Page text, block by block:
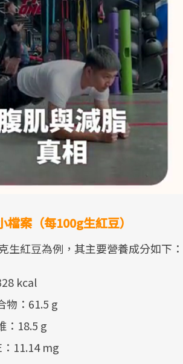
檔案（每100g生紅豆）
生紅豆為例，其主要營養成分如下：
kcal
物：61.5 g
：18.5 g
11.14 mg